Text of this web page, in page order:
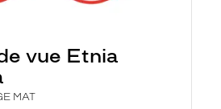
vue Etnia
MAT